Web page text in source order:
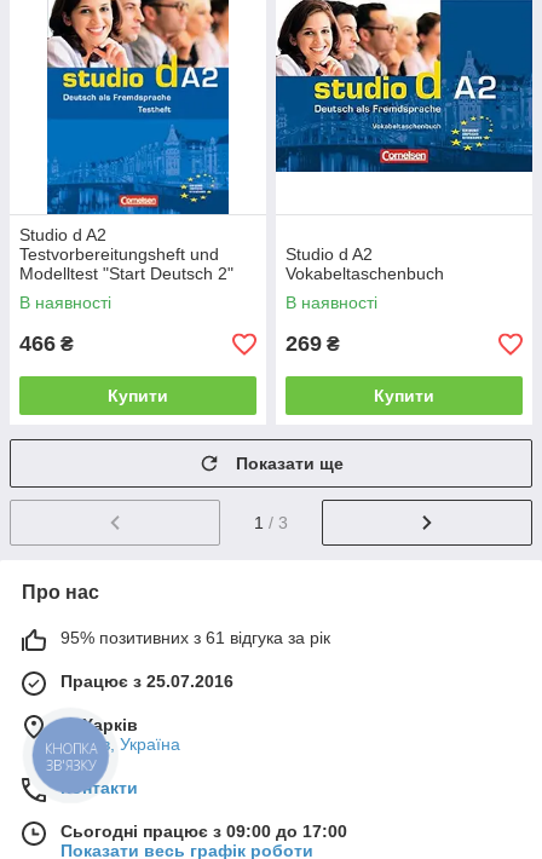
Studio d A2
Testvorbereitungsheft und
Modelltest "Start Deutsch 2"
mit CD
В наявності
466 ₴
Купити
Studio d A2
Vokabeltaschenbuch
В наявності
269 ₴
Купити
Показати ще
1 / 3
Про нас
95% позитивних з 61 відгука за рік
Працює з 25.07.2016
м. Харків
Харків, Україна
Контакти
Сьогодні працює з 09:00 до 17:00
Показати весь графік роботи
КНОПКА
ЗВ'ЯЗКУ